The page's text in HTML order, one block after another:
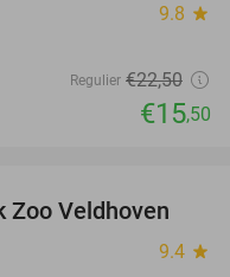
9.8 star
Regulier €22,50
€15,50
26%
Zoo Veldhoven
9.4 star